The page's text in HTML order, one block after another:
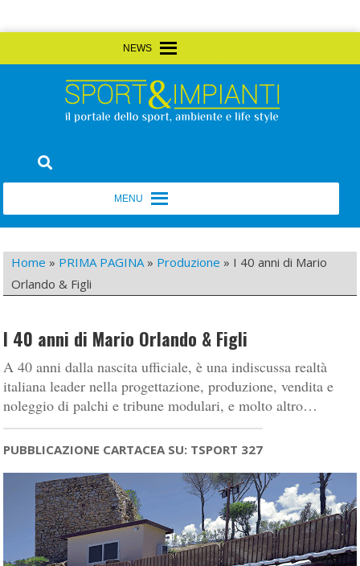
to
Sport&Impianti
Home » PRIMA PAGINA» Produzione » I 40 anni di Mario
Orlando & Figli
I 40 anni di Mario Orlando & Figli
A 40 anni dalla nascita ufficiale, è una indiscussa realtà
italiana leader nella progettazione, produzione, vendita e
noleggio di palchi e tribune modulari, e molto altro…
PUBBLICAZIONE CARTACEA SU: TSPORT 327